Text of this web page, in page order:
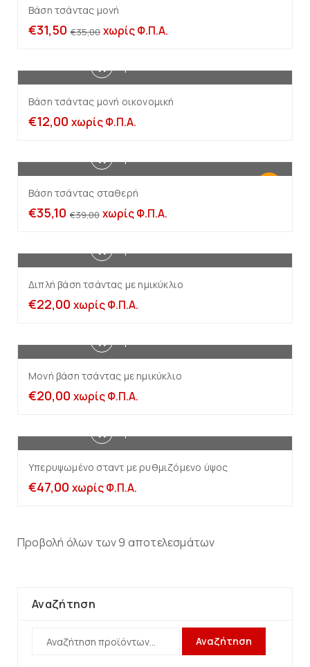
Βάση τσάντας μονή
€35,00
€31,50 χωρίς Φ.Π.Α.
Βάση τσάντας μονή οικονομική
€12,00 χωρίς Φ.Π.Α.
Βάση τσάντας σταθερή
€39,00
€35,10 χωρίς Φ.Π.Α.
Διπλή βάση τσάντας με ημικύκλιο
€22,00 χωρίς Φ.Π.Α.
Μονή βάση τσάντας με ημικύκλιο
€20,00 χωρίς Φ.Π.Α.
Υπερυψωμένο σταντ με ρυθμιζόμενο ύψος
€47,00 χωρίς Φ.Π.Α.
Προβολή όλων των 9 αποτελεσμάτων
Αναζήτηση
Αναζήτηση